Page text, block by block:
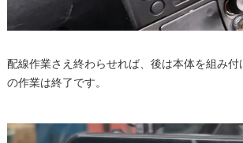
配線作業さえ終わらせれば、後は本体を組み
の作業は終了です。